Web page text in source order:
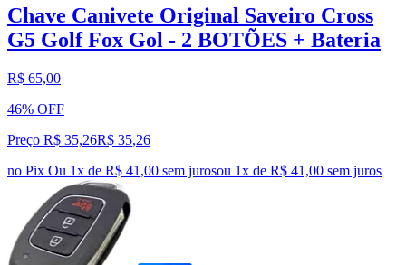
Chave Canivete Original Saveiro Cross
G5 Golf Fox Gol - 2 BOTÕES + Bateria
R$ 65,00
46% OFF
Preço R$ 35,26R$ 35,26
no Pix Ou 1x de R$ 41,00 sem jurosou 1x de R$ 41,00 sem juros